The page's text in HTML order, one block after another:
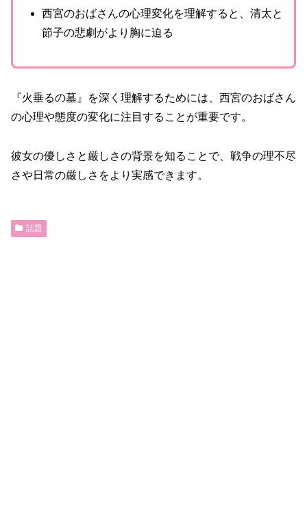
西宮のおばさんの心理変化を理解すると、清太と
節子の悲劇がより胸に迫る
『火垂るの墓』を深く理解するためには、西宮のおばさん
の心理や態度の変化に注目することが重要です。
彼女の優しさと厳しさの背景を知ることで、戦争の理不尽
さや日常の厳しさをより実感できます。
話題